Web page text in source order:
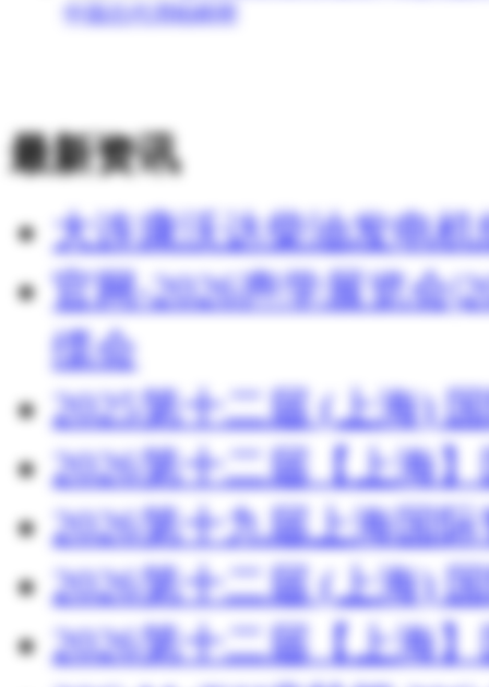
中国总代渭柏精密
最新资讯
大连康沃达柴油发电机
官网-2026声学展览会
缆会
2025第十二届 (上海)
2026第十二届【上海
2026第十九届上海国
2026第十二届 (上海)
2026第十二届【上海